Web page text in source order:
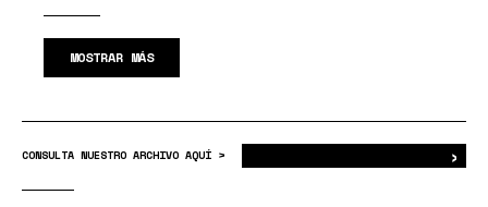
MOSTRAR MÁS
CONSULTA NUESTRO ARCHIVO AQUÍ > ›